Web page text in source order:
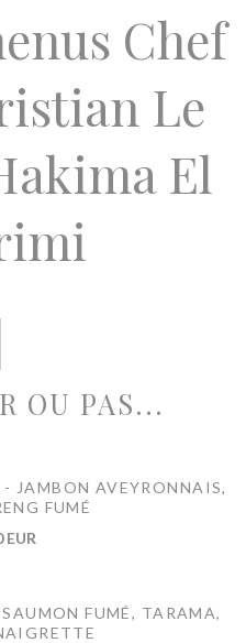
Chef
Le
El
OU PAS...
JAMBON AVEYRONNAIS,
FUMÉ
EUR
FUMÉ, TARAMA,